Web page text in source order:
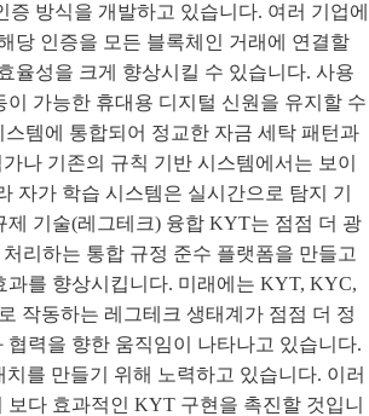
방식을 개발하고 있습니다. 여러 기업에
당 인증을 모든 블록체인 거래에 연결할
율성을 크게 향상시킬 수 있습니다. 사용
가능한 휴대용 디지털 신원을 유지할 수
템에 통합되어 정교한 자금 세탁 패턴과
나 기존의 규칙 기반 시스템에서는 보이
자가 학습 시스템은 실시간으로 탐지 기
기술(레그테크) 융합 KYT는 점점 더 광
리하는 통합 규정 준수 플랫폼을 만들고
를 향상시킵니다. 미래에는 KYT, KYC,
작동하는 레그테크 생태계가 점점 더 정
력을 향한 움직임이 나타나고 있습니다.
를 만들기 위해 노력하고 있습니다. 이러
다 효과적인 KYT 구현을 촉진할 것입니